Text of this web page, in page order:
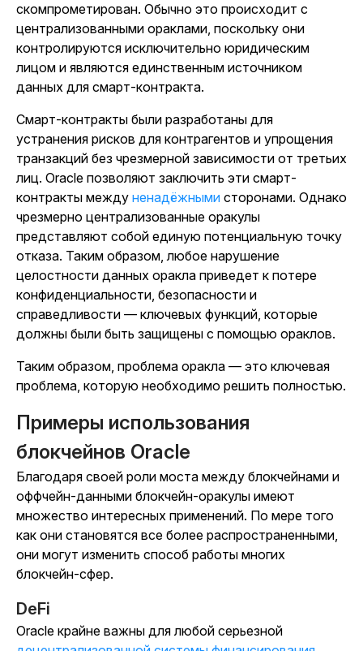
скомпрометирован. Обычно это происходит с
централизованными ораклами, поскольку они
контролируются исключительно юридическим
лицом и являются единственным источником
данных для смарт-контракта.
Смарт-контракты были разработаны для
устранения рисков для контрагентов и упрощения
транзакций без чрезмерной зависимости от третьих
лиц. Oracle позволяют заключить эти смарт-
контракты между ненадёжными сторонами. Однако
чрезмерно централизованные оракулы
представляют собой единую потенциальную точку
отказа. Таким образом, любое нарушение
целостности данных оракла приведет к потере
конфиденциальности, безопасности и
справедливости — ключевых функций, которые
должны были быть защищены с помощью ораклов.
Таким образом, проблема оракла — это ключевая
проблема, которую необходимо решить полностью.
Примеры использования
блокчейнов Oracle
Благодаря своей роли моста между блокчейнами и
оффчейн-данными блокчейн-оракулы имеют
множество интересных применений. По мере того
как они становятся все более распространенными,
они могут изменить способ работы многих
блокчейн-сфер.
DeFi
Oracle крайне важны для любой серьезной